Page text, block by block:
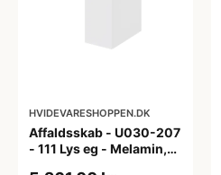
HVIDEVARESHOPPEN.DK
Affaldsskab - U030-207
- 111 Lys eg - Melamin,